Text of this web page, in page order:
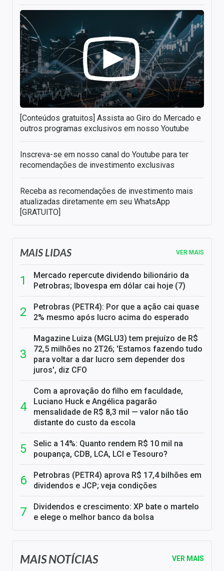
[Conteúdos gratuitos] Assista ao Giro do Mercado e
outros programas exclusivos em nosso Youtube
Inscreva-se em nosso canal do Youtube para ter
recomendações de investimento exclusivas
Receba as recomendações de investimento mais
atualizadas diretamente em seu WhatsApp
[GRATUITO]
MAIS LIDAS VER MAIS
Mercado repercute dividendo bilionário da
Petrobras; Ibovespa em dólar cai hoje (7)
Petrobras (PETR4): Por que a ação cai quase
2% mesmo após lucro acima do esperado
Magazine Luiza (MGLU3) tem prejuízo de R$
72,5 milhões no 2T26; 'Estamos fazendo tudo
para voltar a dar lucro sem depender dos
juros', diz CFO
Com a aprovação do filho em faculdade,
Luciano Huck e Angélica pagarão
mensalidade de R$ 8,3 mil — valor não tão
distante do custo da escola
Selic a 14%: Quanto rendem R$ 10 mil na
poupança, CDB, LCA, LCI e Tesouro?
Petrobras (PETR4) aprova R$ 17,4 bilhões em
dividendos e JCP; veja condições
Dividendos e crescimento: XP bate o martelo
e elege o melhor banco da bolsa
MAIS NOTÍCIAS VER MAIS